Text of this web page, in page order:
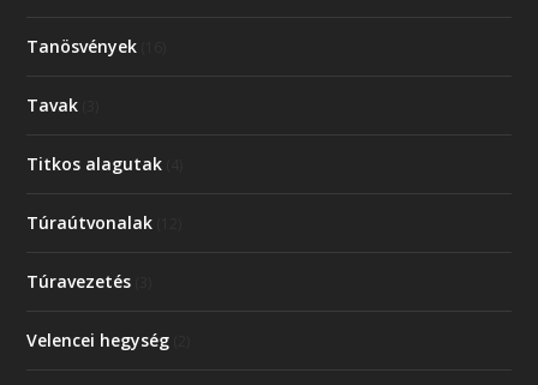
Tanösvények
Tavak
Titkos alagutak
Túraútvonalak
Túravezetés
Velencei hegység